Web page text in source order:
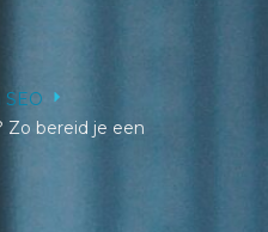
SEO
Zo bereid je een